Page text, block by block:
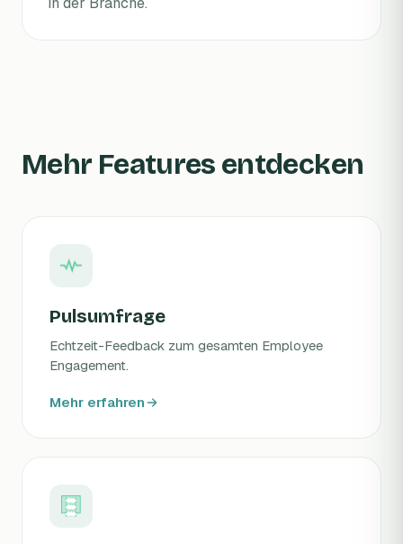
Mehr Features entdecken
Pulsumfrage
Echtzeit-Feedback zum gesamten Employee
Engagement.
Mehr erfahren